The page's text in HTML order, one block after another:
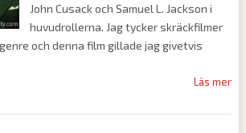
John Cusack och Samuel L. Jackson i
huvudrollerna. Jag tycker skräckfilmer
och denna film gillade jag givetvis
Läs mer